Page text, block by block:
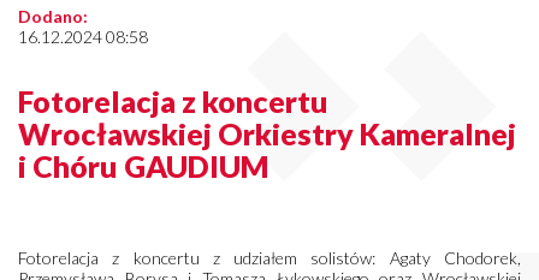
Dodano:
16.12.2024 08:58
Fotorelacja z koncertu
Wrocławskiej Orkiestry Kameralnej
i Chóru GAUDIUM
Fotorelacja z koncertu z udziałem solistów: Agaty Chodorek,